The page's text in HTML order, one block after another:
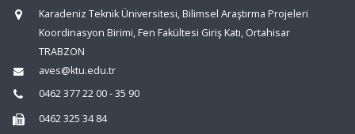
Karadeniz Teknik Üniversitesi, Bilimsel Araştırma Projeleri
Koordinasyon Birimi, Fen Fakültesi Giriş Katı, Ortahisar
TRABZON
aves@ktu.edu.tr
0462 377 22 00 - 35 90
0462 325 34 84